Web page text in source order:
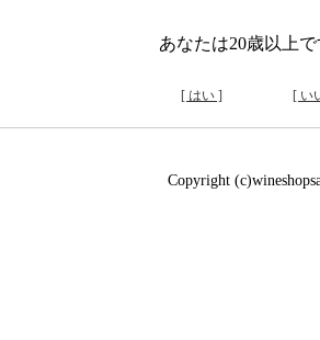
あなたは20歳以上で
[ はい ] [ い
Copyright